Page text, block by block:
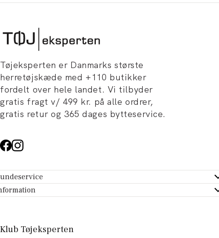
Tøjeksperten er Danmarks største
herretøjskæde med +110 butikker
fordelt over hele landet. Vi tilbyder
gratis fragt v/ 499 kr. på alle ordrer,
gratis retur og 365 dages bytteservice.
- Hjælpecenter
dit køb
Tøjeksperten
og artikler
Klub Tøjeksperten